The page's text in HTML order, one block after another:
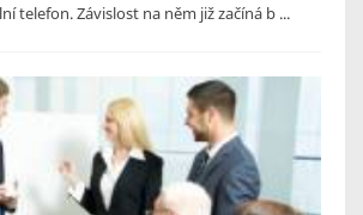
telefon. Závislost na něm již začíná b ...